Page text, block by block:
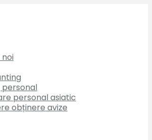
personal
personal asiatic
obținere avize